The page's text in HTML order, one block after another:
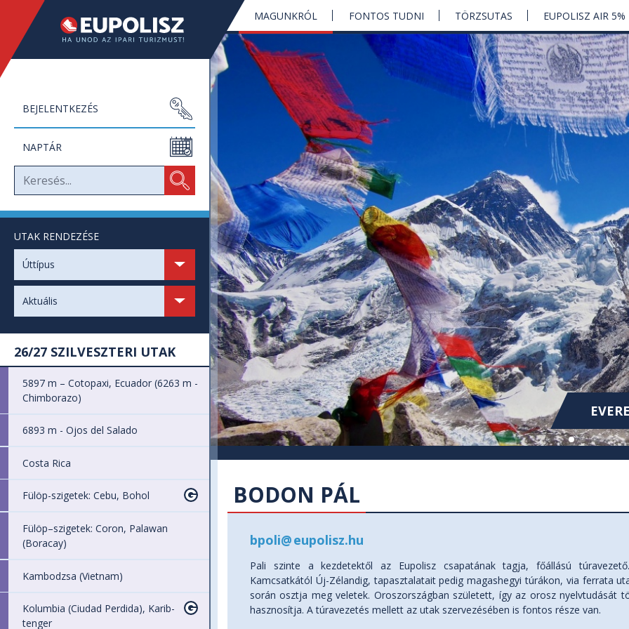
BEJELENTKEZÉS
NAPTÁR
UTAK RENDEZÉSE
Úttípus
Aktuális
26/27 SZILVESZTERI UTAK
5897 m – Cotopaxi, Ecuador (6263 m -
Chimborazo)
6893 m - Ojos del Salado
Costa Rica
Fülöp-szigetek: Cebu, Bohol
Fülöp–szigetek: Coron, Palawan
(Boracay)
Kambodzsa (Vietnam)
Kolumbia (Ciudad Perdida), Karib-
tenger
MAGUNKRÓL FONTOS TUDNI TÖRZSUTAS EUPOLISZ AIR 5%
BODON PÁL
bpoli@eupolisz.hu
Pali szinte a kezdetektől az Eupolisz csapatának tagja, főállású
Kamcsatkától Új-Zélandig, tapasztalatait pedig magashegyi túrákon, via ferrata
során osztja meg veletek. Oroszországban született, így az orosz nyelvtudását
hasznosítja. A túravezetés mellett az utak szervezésében is fontos része van.